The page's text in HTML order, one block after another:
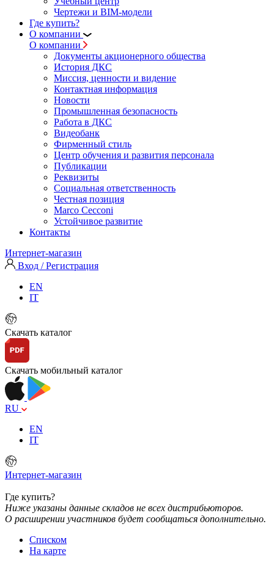
Чертежи и BIM-модели
Где купить?
О компании
О компании
Документы акционерного общества
История ДКС
Миссия, ценности и видение
Контактная информация
Новости
Промышленная безопасность
Работа в ДКС
Видеобанк
Фирменный стиль
Центр обучения и развития персонала
Публикации
Реквизиты
Социальная ответственность
Честная позиция
Marco Cecconi
Устойчивое развитие
Контакты
Интернет-магазин
Вход / Регистрация
EN
IT
Скачать каталог
Скачать мобильный каталог
RU
EN
IT
Интернет-магазин
Где купить?
Ниже указаны данные складов не всех дистрибьюторов.
О расширении участников будет сообщаться дополнительно.
Списком
На карте